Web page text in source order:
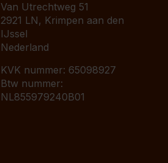
Van Utrechtweg 51
2921 LN, Krimpen aan den
IJssel
Nederland
KVK nummer: 65098927
Btw nummer:
NL855979240B01